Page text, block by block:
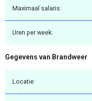
Maximaal salaris:
Uren per week:
Gegevens van Brandweer
Locatie: